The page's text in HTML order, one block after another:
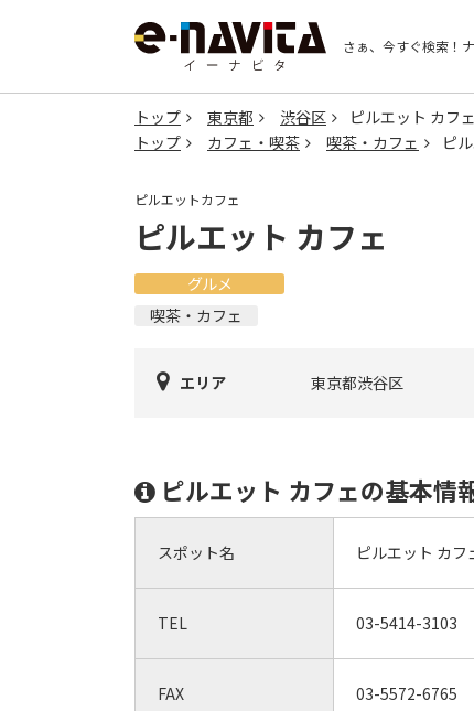
さぁ、今すぐ検索！
トップ 東京都 渋谷区
ピルエット カフェ
トップ
カフェ・喫茶 喫茶・カフェ ピ
ピルエットカフェ
ピルエット カフェ
グルメ
喫茶・カフェ
エリア 東京都渋谷区
ピルエット カフェの基本情
スポット名 ピルエット カフ
TEL 03-5414-3103
FAX 03-5572-6765